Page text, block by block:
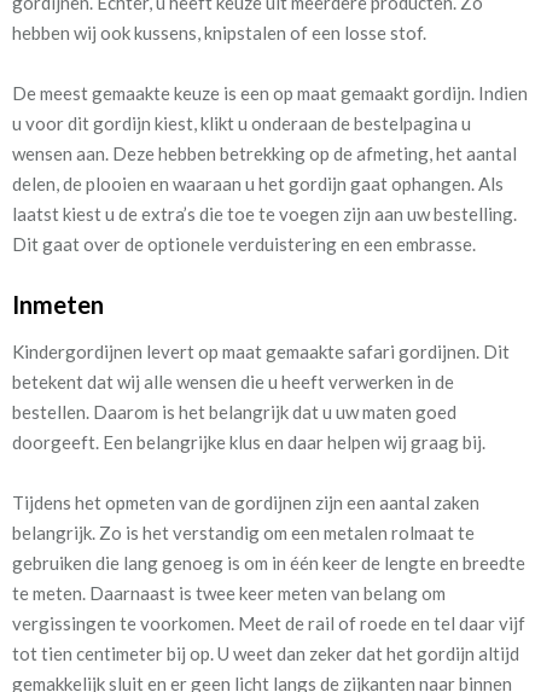
hebben wij ook kussens, knipstalen of een losse stof.
De meest gemaakte keuze is een op maat gemaakt gordijn. Indien
u voor dit gordijn kiest, klikt u onderaan de bestelpagina u
wensen aan. Deze hebben betrekking op de afmeting, het aantal
delen, de plooien en waaraan u het gordijn gaat ophangen. Als
laatst kiest u de extra’s die toe te voegen zijn aan uw bestelling.
Dit gaat over de optionele verduistering en een embrasse.
Inmeten
Kindergordijnen levert op maat gemaakte safari gordijnen. Dit
betekent dat wij alle wensen die u heeft verwerken in de
bestellen. Daarom is het belangrijk dat u uw maten goed
doorgeeft. Een belangrijke klus en daar helpen wij graag bij.
Tijdens het opmeten van de gordijnen zijn een aantal zaken
belangrijk. Zo is het verstandig om een metalen rolmaat te
gebruiken die lang genoeg is om in één keer de lengte en breedte
te meten. Daarnaast is twee keer meten van belang om
vergissingen te voorkomen. Meet de rail of roede en tel daar vijf
tot tien centimeter bij op. U weet dan zeker dat het gordijn altijd
gemakkelijk sluit en er geen licht langs de zijkanten naar binnen